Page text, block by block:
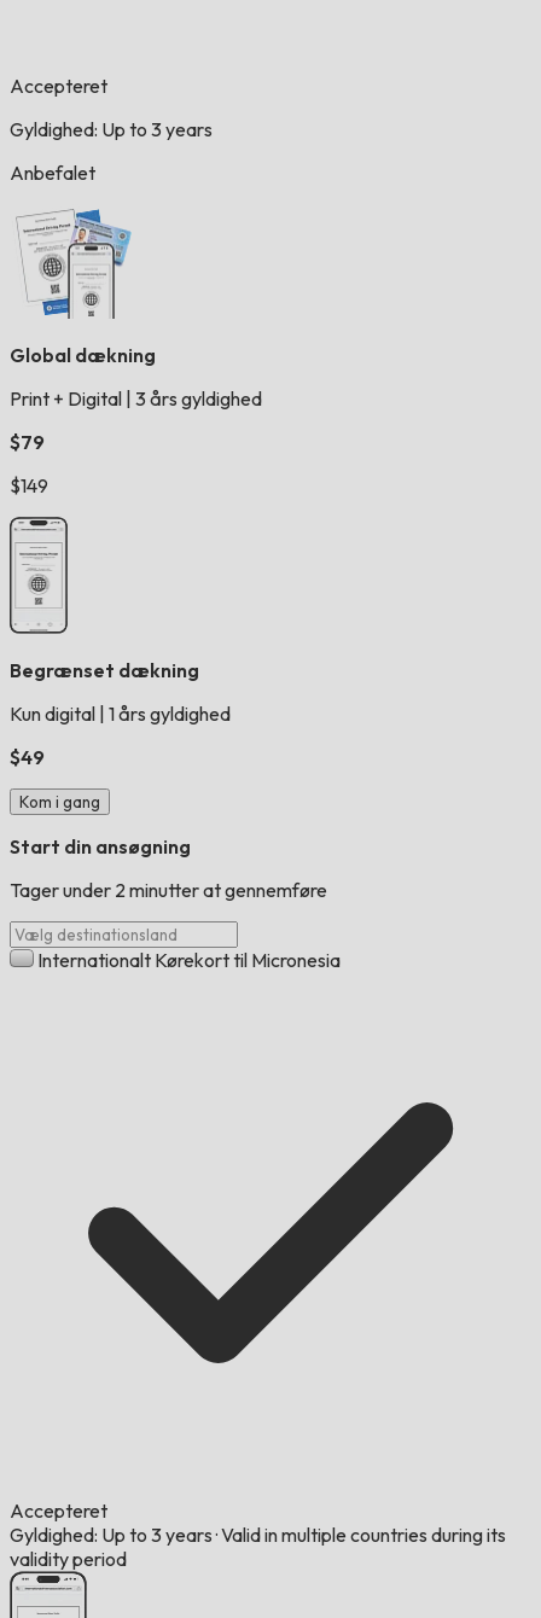
Accepteret
Gyldighed: Up to 3 years
Anbefalet
Global dækning
Print + Digital 3 års gyldighed
$79
$149
Begrænset dækning
Kun digital 1 års gyldighed
$49
Kom i gang
Start din ansøgning
Tager under 2 minutter at gennemføre
Internationalt Kørekort til Micronesia
Accepteret
Gyldighed: Up to 3 years ·Valid in multiple countries during its
validity period